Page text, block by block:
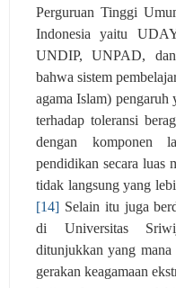
Perguruan Tinggi
Indonesia yaitu
UNDIP, UNPAD,
bahwa sistem
agama Islam)
terhadap toleransi
dengan komponen
pendidikan secara luas
tidak langsung yang
[14]Selain itu juga
di Universitas
ditunjukkan yang mana
gerakan keagamaan